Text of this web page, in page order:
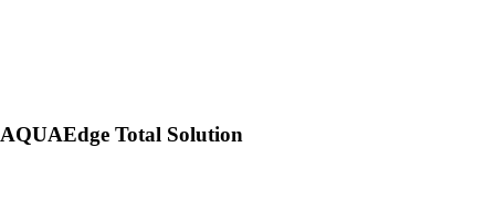
AQUAEdge Total Solution